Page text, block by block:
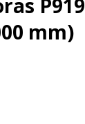
P919
mm)